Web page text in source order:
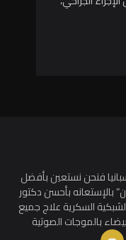
فنحن نستعين بأفضل
بالإستعانه بأحسن دكتور
السكرية علاج جميع
بالموجات الصوتية